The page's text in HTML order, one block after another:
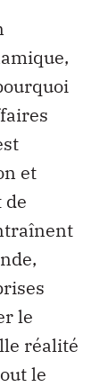
et
de
le
réalité
le